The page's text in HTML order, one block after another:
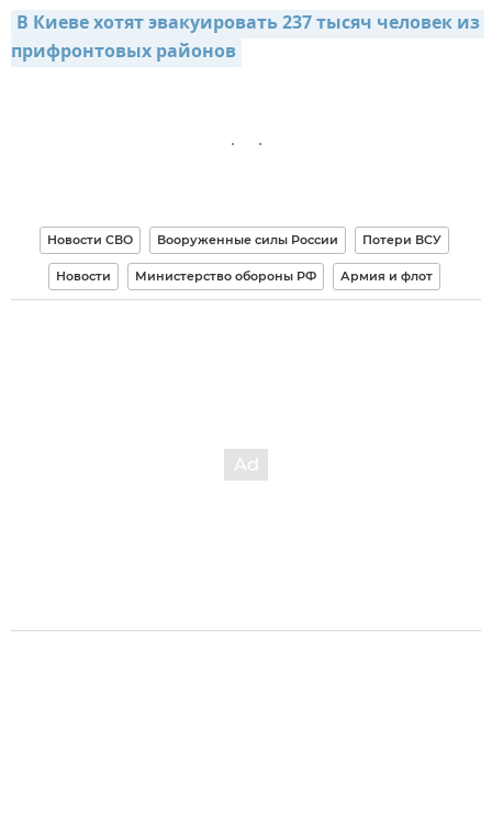
В Киеве хотят эвакуировать 237 тысяч человек из
прифронтовых районов
Новости СВО Вооруженные силы России Потери ВСУ
Новости Министерство обороны РФ Армия и флот